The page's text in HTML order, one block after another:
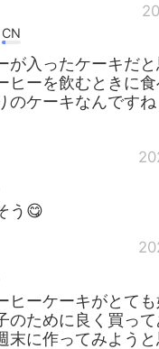
CN
が入ったケーキだ
ヒーを飲むときに
のケーキなんです
う😋
ヒーケーキがとて
のために良く買っ
末に作ってみよう